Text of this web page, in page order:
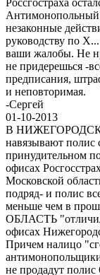
Антимонопольный
незаконные
руководству по
ваши жалобы. Не
не придерешься -
предписания,
и неповторимая.
-Сергей
01-10-2013
В
навязывают полис
принудительном
офисах
Московской
подряд- и полис
меньше чем в
ОБЛАСТЬ
офисах
Причем налицо
не продадут